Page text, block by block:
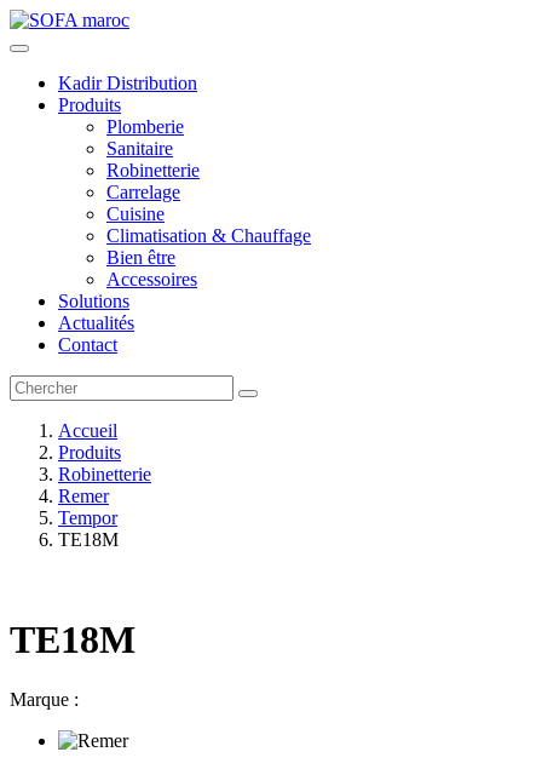
Kadir Distribution
Produits
Plomberie
Sanitaire
Robinetterie
Carrelage
Cuisine
Climatisation & Chauffage
Bien être
Accessoires
Solutions
Actualités
Contact
Accueil
Produits
Robinetterie
Remer
Tempor
TE18M
TE18M
Marque :